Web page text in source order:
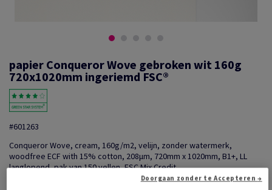
papier Conqueror Wove gebroken wit 160g
720x1020mm ingeriemd FSC®
#601263
Conqueror Wove, cream, 160g/m2, velijn, zonder watermerk,
woodfree ECF with 15% cotton, 208µm, 720mm x 1020mm, B1+, LL
langlopend, pak van 150 vellen, FSC Mix Credit
Delen via e-mail
Doorgaan zonder te Accepteren →